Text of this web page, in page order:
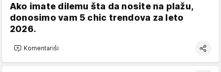
Ako imate dilemu šta da nosite na plažu,
donosimo vam 5 chic trendova za leto
2026.
Komentariši